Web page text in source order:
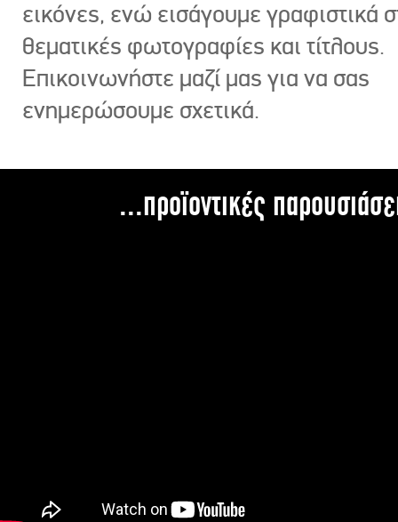
εικόνες, ενώ εισάγουμε γραφιστικά
θεματικές φωτογραφίες και τίτλους.
Επικοινωνήστε μαζί μας για να σας
ενημερώσουμε σχετικά.
...προϊοντικές